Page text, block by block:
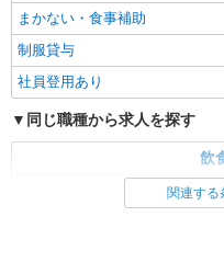
まかない・食事補助
制服貸与
社員登用あり
同じ職種から求人を探す
飲
ファストフード・デリ関連する